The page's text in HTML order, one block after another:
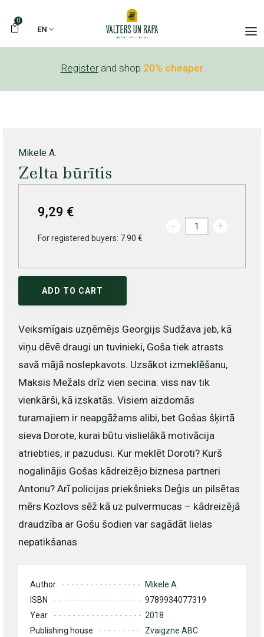
0
EN
Register and shop 20% cheaper
Mikele A.
Zelta būrītis
9,29 €
For registered buyers: 7.90 €
- +
ADD TO CART
Veiksmīgais uzņēmējs Georgijs Sudžava jeb, kā
viņu dēvē draugi un tuvinieki, Goša tiek atrasts
savā mājā noslepkavots. Uzsākot izmeklēšanu,
Maksis Mežals drīz vien secina: viss nav tik
vienkārši, kā izskatās. Visiem aizdomās
turamajiem ir neapgāžams alibi, bet Gošas šķirtā
sieva Dorote, kurai būtu vislielākā motivācija
atriebties, ir pazudusi. Kur meklēt Doroti? Kurš
nogalinājis Gošas kādreizējo biznesa partneri
Antonu? Arī policijas priekšnieks Deģis un pilsētas
mērs Kozlovs sēž kā uz pulvermucas – kādreizējā
draudzība ar Gošu šodien var sagādāt lielas
nepatikšanas
Author
Mikele A.
ISBN
9789934077319
Year
2018
Publishing house
Zvaigzne ABC